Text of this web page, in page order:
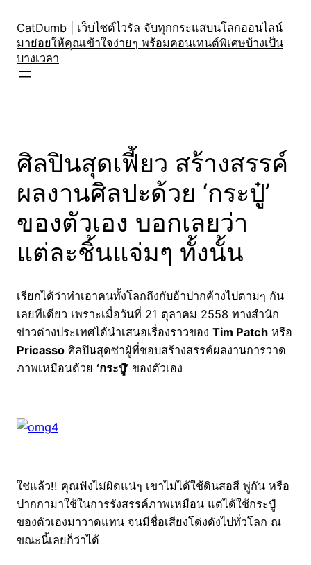
content
CatDumb | เว็บไซต์ไวรัล จับทุกกระแสบนโลกออนไลน์
มาย่อยให้คุณเข้าใจง่ายๆ พร้อมคอนเทนต์พิเศษบ้างเป็น
บางเวลา
ศิลปินสุดเฟี้ยว สร้างสรรค์
ผลงานศิลปะด้วย ‘กระปู๋’
ของตัวเอง บอกเลยว่า
แต่ละชิ้นแจ่มๆ ทั้งนั้น
เรียกได้ว่าทำเอาคนทั้งโลกถึงกับอ้าปากค้างไปตามๆ กัน
เลยทีเดียว เพราะเมื่อวันที่ 21 ตุลาคม 2558 ทางสำนัก
ข่าวต่างประเทศได้นำเสนอเรื่องราวของ Tim Patch หรือ
Pricasso ศิลปินสุดซ่าผู้ที่ชอบสร้างสรรค์ผลงานการวาด
ภาพเหมือนด้วย ‘กระปู๋’ ของตัวเอง
ใช่แล้ว!! คุณฟังไม่ผิดแน่ๆ เขาไม่ได้ใช้ดินสอสี พู่กัน หรือ
ปากกามาใช้ในการรังสรรค์ภาพเหมือน แต่ได้ใช้กระปู๋
ของตัวเองมาวาดแทน จนมีชื่อเสียงโด่งดังไปทั่วโลก ณ
ขณะนี้เลยก็ว่าได้